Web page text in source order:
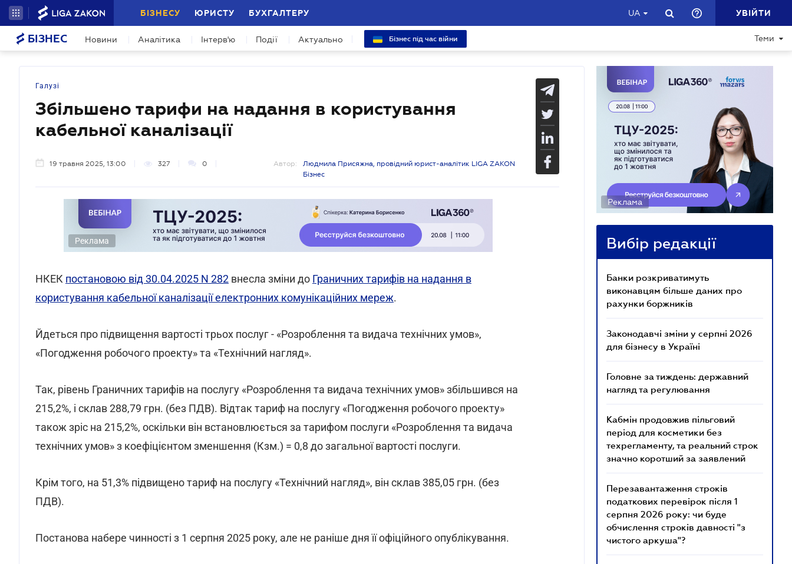
БІЗНЕСУ ЮРИСТУ БУХГАЛТЕРУ UA УВІЙТИ
БІЗНЕС Новини Аналітика Інтерв'ю Події Актуально Бізнес під час війни Теми
Галузі
Збільшено тарифи на надання в користування
кабельної каналізації
19 травня 2025, 13:00 327 0 Автор:
Людмила Присяжна, провідний юрист-аналітик LIGA ZAKON
Бізнес
Реклама
НКЕК постановою від 30.04.2025 N 282 внесла зміни до Граничних тарифів на надання в
користування кабельної каналізації електронних комунікаційних мереж.
Йдеться про підвищення вартості трьох послуг - «Розроблення та видача технічних умов»,
«Погодження робочого проекту» та «Технічний нагляд».
Так, рівень Граничних тарифів на послугу «Розроблення та видача технічних умов» збільшився на
215,2%, і склав 288,79 грн. (без ПДВ). Відтак тариф на послугу «Погодження робочого проекту»
також зріс на 215,2%, оскільки він встановлюється за тарифом послуги «Розроблення та видача
технічних умов» з коефіцієнтом зменшення (Кзм.) = 0,8 до загальної вартості послуги.
Крім того, на 51,3% підвищено тариф на послугу «Технічний нагляд», він склав 385,05 грн. (без
ПДВ).
Постанова набере чинності з 1 серпня 2025 року, але не раніше дня її офіційного опублікування.
Реклама
Вибір редакції
Банки розкриватимуть
виконавцям більше даних про
рахунки боржників
Законодавчі зміни у серпні 2026
для бізнесу в Україні
Головне за тиждень: державний
нагляд та регулювання
Кабмін продовжив пільговий
період для косметики без
техрегламенту, та реальний строк
значно коротший за заявлений
Перезавантаження строків
податкових перевірок після 1
серпня 2026 року: чи буде
обчислення строків давності "з
чистого аркуша"?